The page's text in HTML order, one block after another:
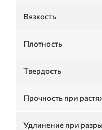
Вязкость
Плотность
Твердость
Прочность при
Удлинение при